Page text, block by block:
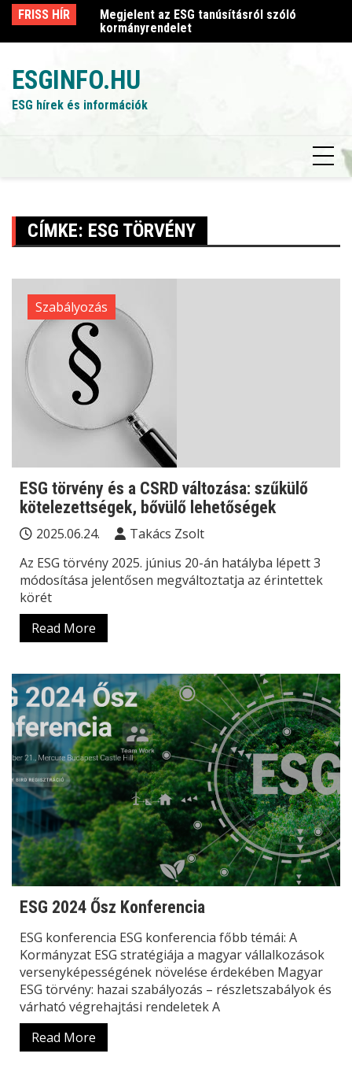
Skip
content
FRISS HÍR
szóló
Megjelent az ESG tanúsításról szóló
kormányrendelet
ESGINFO.HU
ESG hírek és információk
CÍMKE: ESG TÖRVÉNY
Szabályozás
ESG törvény és a CSRD változása: szűkülő
kötelezettségek, bővülő lehetőségek
2025.06.24.
Takács Zsolt
Az ESG törvény 2025. június 20-án hatályba lépett 3
módosítása jelentősen megváltoztatja az érintettek
körét
Read More
ESG 2024 Ősz Konferencia
ESG konferencia ESG konferencia főbb témái: A
Kormányzat ESG stratégiája a magyar vállalkozások
versenyképességének növelése érdekében Magyar
ESG törvény: hazai szabályozás – részletszabályok és
várható végrehajtási rendeletek A
Read More